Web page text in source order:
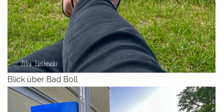
Blick über Bad Boll